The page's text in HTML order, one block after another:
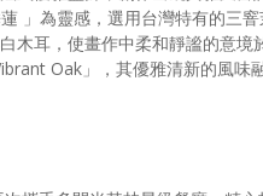
」為靈感，選用台灣特有的三
木耳，使畫作中柔和靜謐的意境
Oak」，其優雅清新的風味